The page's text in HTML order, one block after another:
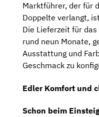
Marktführer, der für
Doppelte verlangt,
Die Lieferzeit für
rund neun Monate,
Ausstattung und
Geschmack zu
Edler Komfort und
Schon beim